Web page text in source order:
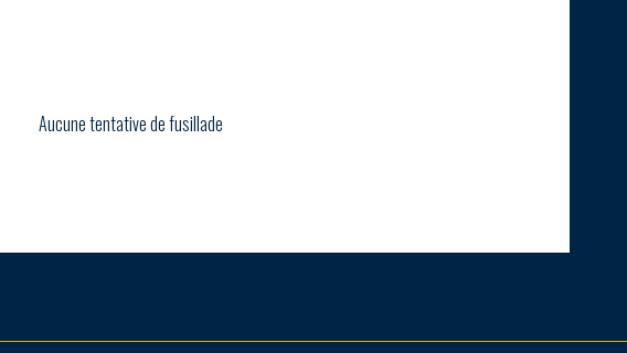
Aucune tentative de fusillade